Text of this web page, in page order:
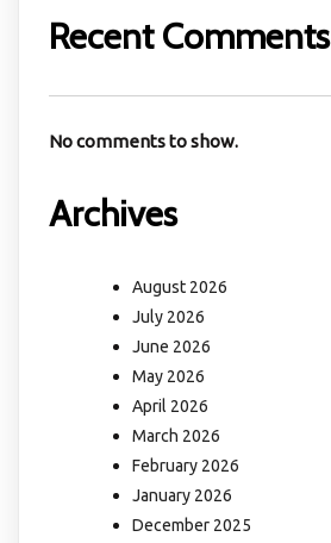
Recent Comments
No comments to show.
Archives
August 2026
July 2026
June 2026
May 2026
April 2026
March 2026
February 2026
January 2026
December 2025